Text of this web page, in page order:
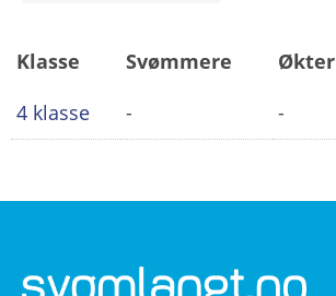
Klasse Svømmere Økter
4 klasse
- -